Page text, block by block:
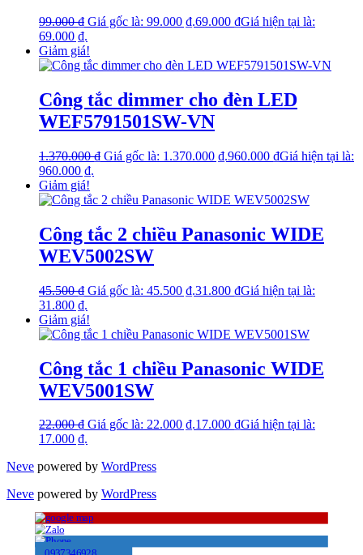
99.000₫ Giá gốc là: 99.000 ₫.69.000 ₫Giá hiện tại là:
69.000 ₫.
Giảm giá!
Công tắc dimmer cho đèn LED
WEF5791501SW-VN
1.370.000₫ Giá gốc là: 1.370.000 ₫.960.000 ₫Giá hiện tại là:
960.000 ₫.
Giảm giá!
Công tắc 2 chiều Panasonic WIDE
WEV5002SW
45.500₫ Giá gốc là: 45.500 ₫.31.800 ₫Giá hiện tại là:
31.800 ₫.
Giảm giá!
Công tắc 1 chiều Panasonic WIDE
WEV5001SW
22.000₫ Giá gốc là: 22.000 ₫.17.000 ₫Giá hiện tại là:
17.000 ₫.
Neve powered by WordPress
Neve powered by WordPress